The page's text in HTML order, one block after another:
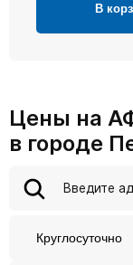
В
Цены на
в городе
Круглосуточно